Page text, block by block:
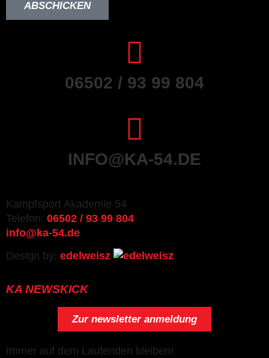
ABSCHICKEN
06502 / 93 99 804
INFO@KA-54.DE
Kampfsport Akademie 54
Telefon: 06502 / 93 99 804
info@ka-54.de
Design by: edelweisz
KA NEWSKICK
Zur newsletter anmeldung
Immer auf dem Laufenden bleiben!